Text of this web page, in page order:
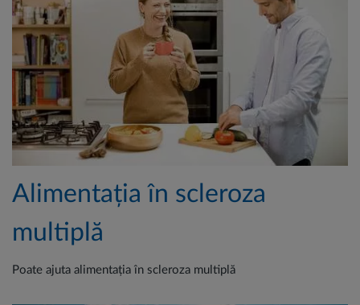
Alimentația în scleroza
multiplă
Poate ajuta alimentația în scleroza multiplă